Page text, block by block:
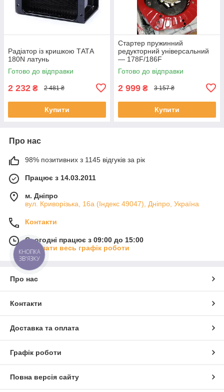
Радіатор із кришкою ТАТА
180N латунь
Готово до відправки
2 232 ₴ 2 481 ₴
Купити
Стартер пружинний
редукторний універсальний
— 178F/186F
Готово до відправки
2 999 ₴ 3 157 ₴
Купити
Про нас
98% позитивних з 1145 відгуків за рік
Працює з 14.03.2011
м. Дніпро
вул. Криворізька, 16а (Індекс 49047), Дніпро, Україна
Контакти
Сьогодні працює з 09:00 до 15:00
Показати весь графік роботи
Про нас
Контакти
Доставка та оплата
Графік роботи
Повна версія сайту
КНОПКА
ЗВ'ЯЗКУ